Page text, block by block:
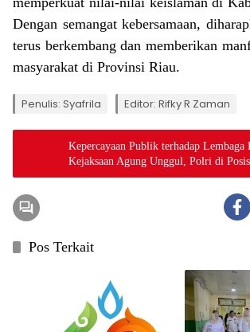
Dengan semangat kebersamaan,
terus berkembang dan memberikan
masyarakat di Provinsi Riau.
Penulis: Syafrila Editor: Rifky R Zaman
Kepercayaan Publik terhadap Lembaga
Kejaksaan Agung Unggul, Polri di
Pos Terkait